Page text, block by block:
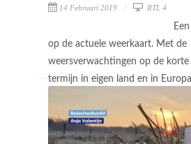
14 Februari 2019 RTL 4
op de actuele weerkaart. Met de
weersverwachtingen op de korte
termijn in eigen land en in